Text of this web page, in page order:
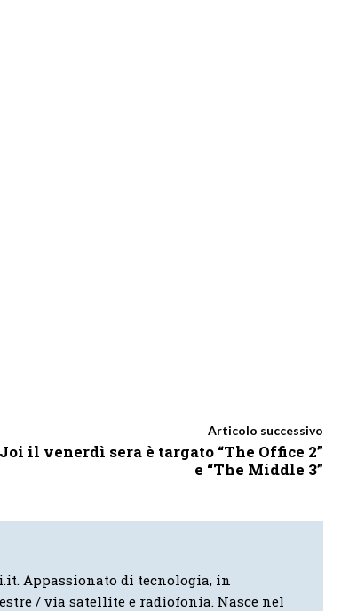
Articolo successivo
il venerdì sera è targato “The Office 2”
e “The Middle 3”
Appassionato di tecnologia, in
/ via satellite e radiofonia. Nasce nel